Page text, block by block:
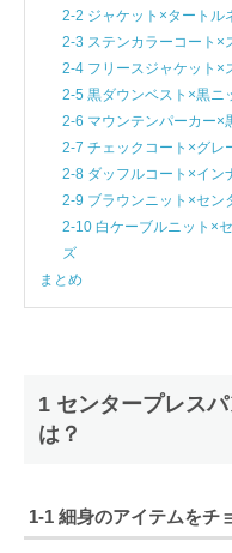
2-2 ジャケット×タートル
2-3 ステンカラーコート×
2-4 フリースジャケット×
2-5 黒ダウンベスト×黒ニ
2-6 マウンテンパーカー×
2-7 チェックコート×グレ
2-8 ダッフルコート×イン
2-9 ブラウンニット×セン
2-10 白ケーブルニット×
ズ
まとめ
1 センタープレス
は？
1-1 細身のアイテムをチ